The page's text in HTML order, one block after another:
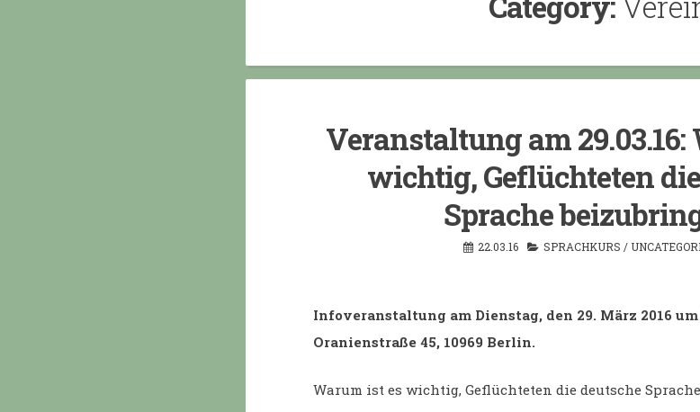
Veranstaltung am
wichtig, Geflüchteten
Sprache
22.03.16 SPRACHKURS /
Infoveranstaltung am Dienstag, den 29. März 2016
Oranienstraße 45, 10969 Berlin.
Warum ist es wichtig, Geflüchteten die deutsche